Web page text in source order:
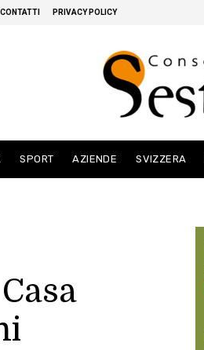
CONTATTI PRIVACY POLICY
SPORT AZIENDE SVIZZERA